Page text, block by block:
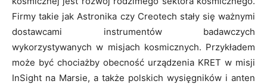
Firmy takie jak Astronika czy Creotech stały się ważnymi
dostawcami instrumentów badawczych
wykorzystywanych w misjach kosmicznych. Przykładem
może być chociażby obecność urządzenia KRET w misji
InSight na Marsie, a także polskich wysięgników i anten